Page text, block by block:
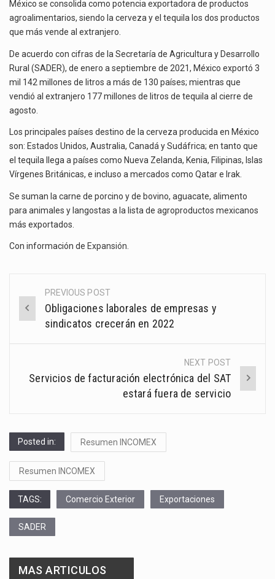
La inversión fija bruta en México registró un aumento de 1.1% interanual en mayo de…
El Departamento de Agricultura de Estados Unidos (USDA) suspendió el 5 de agosto de 2026…
SON
LAS
MÁS
VENDE
MÉXICO
AL
México se consolida como potencia exportadora de productos
agroalimentarios, siendo la cerveza y el tequila los dos productos
que más vende al extranjero.
De acuerdo con cifras de la Secretaría de Agricultura y Desarrollo
Rural (SADER), de enero a septiembre de 2021, México exportó 3
mil 142 millones de litros a más de 130 países; mientras que
vendió al extranjero 177 millones de litros de tequila al cierre de
agosto.
Los principales países destino de la cerveza producida en México
son: Estados Unidos, Australia, Canadá y Sudáfrica; en tanto que
el tequila llega a países como Nueva Zelanda, Kenia, Filipinas, Islas
Vírgenes Británicas, e incluso a mercados como Qatar e Irak.
Se suman la carne de porcino y de bovino, aguacate, alimento
para animales y langostas a la lista de agroproductos mexicanos
más exportados.
Con información de Expansión.
Post
navigation
PREVIOUS POST
Obligaciones laborales de empresas y
sindicatos crecerán en 2022
NEXT POST
Servicios de facturación electrónica del SAT
estará fuera de servicio
Posted in: Resumen INCOMEX
Resumen INCOMEX
TAGS: Comercio Exterior Exportaciones
SADER
MAS ARTICULOS